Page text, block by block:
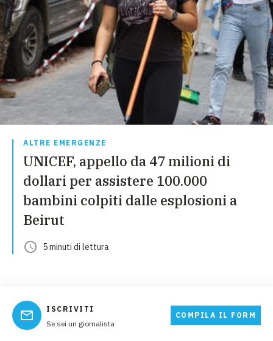
ALTRE EMERGENZE
UNICEF, appello da 47 milioni di
dollari per assistere 100.000
bambini colpiti dalle esplosioni a
Beirut
5minuti di lettura
ISCRIVITI
Se sei un giornalista
COMPILA IL FORM